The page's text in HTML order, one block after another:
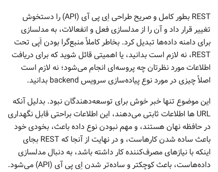
REST بطور کامل و صریح طراحی اِی پی آی (API) را دستخوش
تغییر قرار داد و آن را از مدلسازی فعل و انفعالات، به مدلسازی
برای دامنه داده‌ها تبدیل کرد. بخاطر کاملاً منبع‌گرا بودن اَپی تحت
REST، نه لازم است بدانید، یا اهمیتی قائل شوید که برای دریافت
اطلاعات مورد نظرتان چه پروسه‌ای انجام می‌شود؛ نه لازم است
اصلاً چیزی در مورد نوع پیاده‌سازی سرویس backend بدانید.
این موضوع تنها خبر خوش برای توسعه‌دهندگان نبود. بدلیل آنکه
URL ها اطلاعات ثابتی می‌دهند، این اطلاعات براحتی قابل نگهداری
در حافظه نهان هستند، و مهم نبودن نوع داده باعث، بخودی خود
باعث ساده شدن کارهاست، و در نهایت از آنجا که REST بجای
اینکه با نیازهای مصرف‌کننده کار داشته باشد، به دنبال مدلسازی
داده‌هاست، باعث کوچکتر و ساده‌تر شدن اِی پی آی (API) می‌شود.